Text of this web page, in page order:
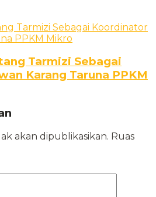
Tarmizi Sebagai
Karang Taruna PPKM
akan dipublikasikan. Ruas